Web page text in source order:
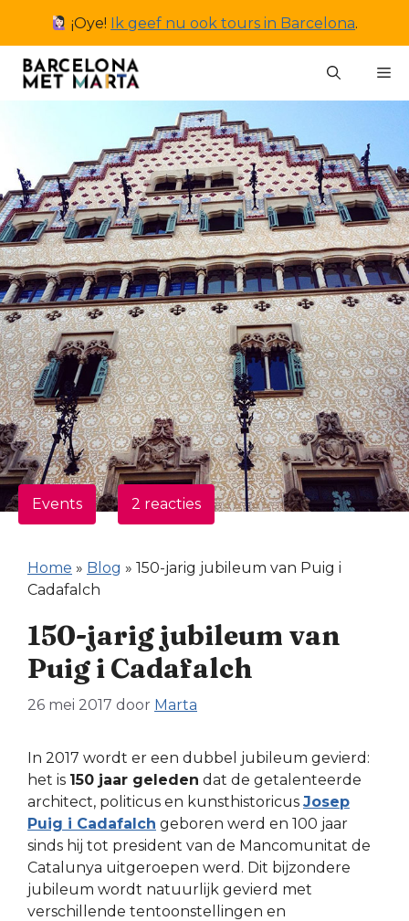
inhoud
¡Oye! Ik geef nu ook tours in Barcelona.
Events 2 reacties
Home » Blog » 150-jarig jubileum van Puig i
Cadafalch
150-jarig jubileum van
Puig i Cadafalch
26 mei 2017 door Marta
In 2017 wordt er een dubbel jubileum gevierd:
het is 150 jaar geleden dat de getalenteerde
architect, politicus en kunsthistoricus Josep
Puig i Cadafalch geboren werd en 100 jaar
sinds hij tot president van de Mancomunitat de
Catalunya uitgeroepen werd. Dit bijzondere
jubileum wordt natuurlijk gevierd met
verschillende tentoonstellingen en